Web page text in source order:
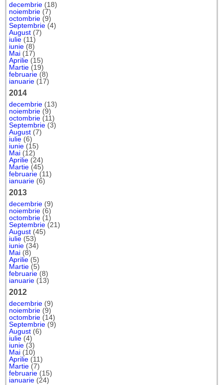
decembrie (18)
noiembrie (7)
octombrie (9)
Septembrie (4)
August (7)
iulie (11)
iunie (8)
Mai (17)
Aprilie (15)
Martie (19)
februarie (8)
ianuarie (17)
2014
decembrie (13)
noiembrie (9)
octombrie (11)
Septembrie (3)
August (7)
iulie (6)
iunie (15)
Mai (12)
Aprilie (24)
Martie (45)
februarie (11)
ianuarie (6)
2013
decembrie (9)
noiembrie (6)
octombrie (1)
Septembrie (21)
August (45)
iulie (53)
iunie (34)
Mai (8)
Aprilie (5)
Martie (5)
februarie (8)
ianuarie (13)
2012
decembrie (9)
noiembrie (9)
octombrie (14)
Septembrie (9)
August (6)
iulie (4)
iunie (3)
Mai (10)
Aprilie (11)
Martie (7)
februarie (15)
ianuarie (24)